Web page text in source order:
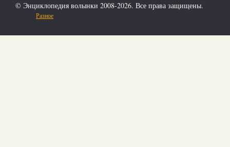
© Энциклопедия волынки 2008-2026. Все права защищены.
Разное